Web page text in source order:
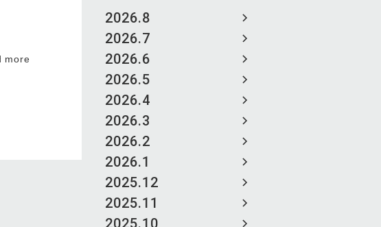
2026.8
2026.7
2026.6
2026.5
2026.4
2026.3
2026.2
2026.1
2025.12
2025.11
2025.10
more